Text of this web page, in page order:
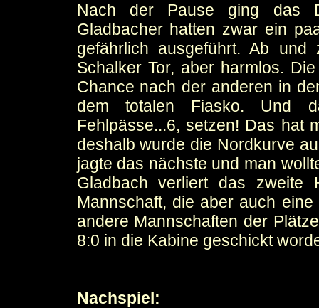
Nach der Pause ging das
Gladbacher hatten zwar ein
gefährlich ausgeführt. Ab
Schalker Tor, aber harmlos.
Chance nach der anderen in
dem totalen Fiasko. Und
Fehlpässe...6, setzen! Das hat
deshalb wurde die Nordkurve
jagte das nächste und man
Gladbach verliert das zweite
Mannschaft, die aber auch
andere Mannschaften der
8:0 in die Kabine geschickt
Nachspiel: